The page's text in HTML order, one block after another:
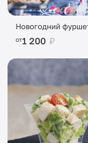
Новогодний
от1 200 ₽